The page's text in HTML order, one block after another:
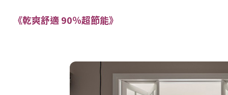
《乾爽舒適 90％超節能》